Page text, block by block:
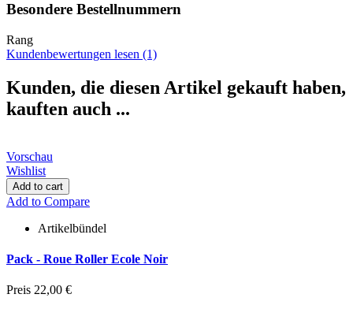
Besondere Bestellnummern
Rang
Kundenbewertungen lesen (1)
Kunden, die diesen Artikel gekauft haben,
kauften auch ...
Vorschau
Wishlist
Add to cart
Add to Compare
Artikelbündel
Pack - Roue Roller Ecole Noir
Preis 22,00 €